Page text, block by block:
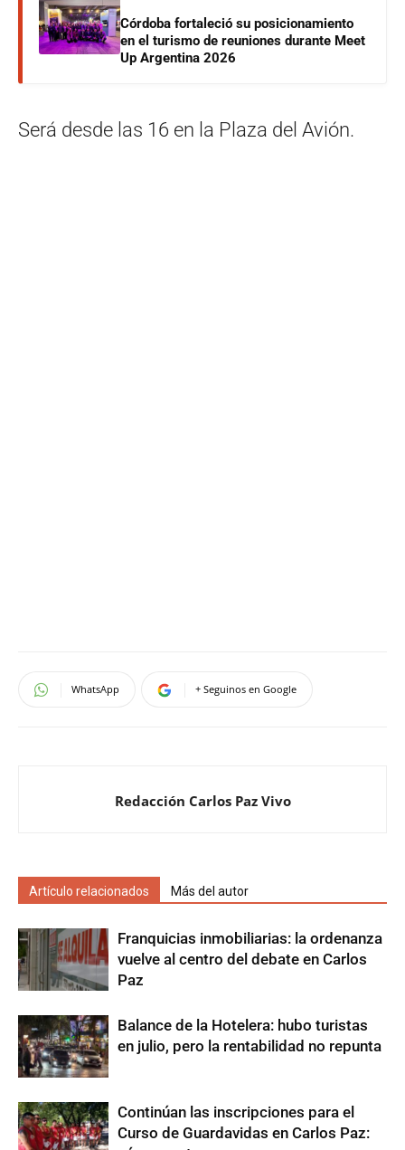
Córdoba fortaleció su posicionamiento
en el turismo de reuniones durante Meet
Up Argentina 2026
Será desde las 16 en la Plaza del Avión.
WhatsApp + Seguinos en Google
Redacción Carlos Paz Vivo
Artículo relacionados Más del autor
Franquicias inmobiliarias: la ordenanza
vuelve al centro del debate en Carlos
Paz
Balance de la Hotelera: hubo turistas
en julio, pero la rentabilidad no repunta
Continúan las inscripciones para el
Curso de Guardavidas en Carlos Paz: